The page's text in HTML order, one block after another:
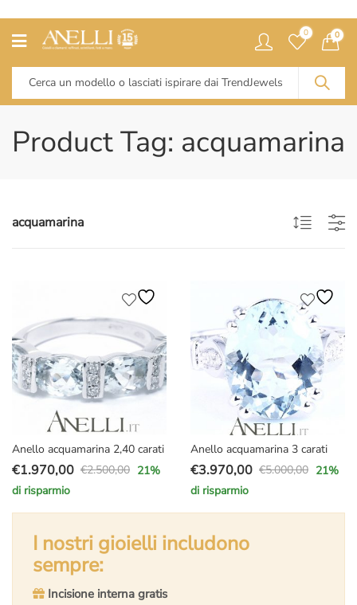
0 0
Product Tag: acquamarina
acquamarina
Anello acquamarina 2,40 carati
€2.500,00
Il
prezzo
originale
€2.500,00.
€1.970,00
Il
prezzo
attuale
€1.970,00.
21%
di risparmio
Anello acquamarina 3 carati
€5.000,00
Il
prezzo
originale
era:
€3.970,00
Il
prezzo
attuale
è:
21%
di risparmio
I nostri gioielli includono
sempre:
Incisione interna gratis